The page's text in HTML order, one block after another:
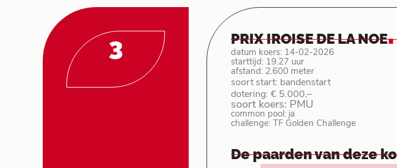
3 PRIX IROISE DE LA NOE.
datum koers: 14-02-2026
starttijd: 19.27 uur
afstand: 2.600 meter
soort start: bandenstart
dotering: € 5.000,–
soort koers: PMU
common pool: ja
challenge: TF Golden Challenge
De paarden van deze